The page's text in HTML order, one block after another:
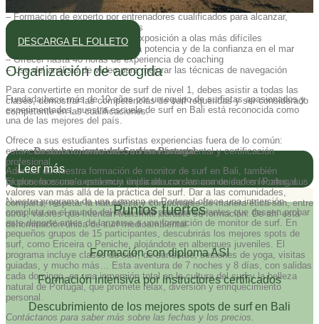
– Acceso a una variedad de olas
– Formación de experto por entrenadores cualificados para alcanzar,
coger, rodar y girar sobre las olas
– Mejora de la teoría del surf y exposición a olas más difíciles
– Mejora de la forma física, de la potencia y de la confianza en el mar
– Ofrecer hasta 40 horas de experiencia de coaching
– Uso del análisis de vídeo para mejorar las técnicas de navegación
Para convertirte en monitor de surf de nivel 1, debes asistir a todas las
clases, demostrar las competencias de surf requeridas y ser considerado
competente en las cualificaciones.
Descubrimiento del Surf en Portugal
Además de nuestra formación de monitor de surf en Bali, también
proponemos una experiencia única de una semana de surf en Portugal.
Nuestro programa de una semana en Portugal ofrece una inmersión
completa en el mundo del surf, ideal para principiantes que deseen probar
este deporte antes de lanzarse a una formación de monitor de surf. En
pequeños grupos de 15 participantes, descubrirás los mejores spots de
surf, como Ericeira o Peniche, alojándote en albergues juveniles. El
programa incluye clases de surf, de surfskate, sesiones de yoga, visitas
guiadas, y mucho más… Esta aventura de 7 noches y 8 días, con salidas
cada domingo, es una inmersión total en la cultura del surf y la belleza
natural de Portugal, que promete relax, diversión y enriquecimiento
personal.
Contáctanos para saber más sobre las fechas y los precios.
DESCARGA EL FOLLETO
Organización de acogida
Fundada hace más de 10 años por un equipo de surfistas apasionados y
experimentados, nuestra escuela de surf en Bali está reconocida como
una de las mejores del país.
Ofrece a sus estudiantes surfistas experiencias fuera de lo común:
estancias de ocio, aventuras, surf medioambiental y certificación
profesional.
El plus: la escuela está muy implicada con las comunidades locales, sus
valores van más allá de la práctica del surf. Dar a las comunidades,
compartir, respetar la naturaleza y comportarse de manera ética son, entre
otros, valores que intentan transmitir durante su formación. De ahí esta
denominación única de surf medioambiental.
Leer más
Puntos fuertes
Formación con diploma ASI
Formación intensiva por instructores certificados
Descubrimiento de los mejores spots de surf en Bali